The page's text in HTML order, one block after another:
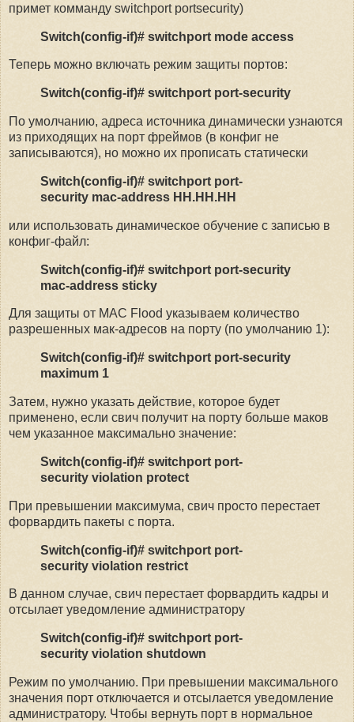
примет комманду switchport portsecurity)
Switch(config-if)# switchport mode access
Теперь можно включать режим защиты портов:
Switch(config-if)# switchport port-security
По умолчанию, адреса источника динамически узнаются
из приходящих на порт фреймов (в конфиг не
записываются), но можно их прописать статически
Switch(config-if)# switchport port-
security mac-address HH.HH.HH
или использовать динамическое обучение с записью в
конфиг-файл:
Switch(config-if)# switchport port-security
mac-address sticky
Для защиты от MAC Flood указываем количество
разрешенных мак-адресов на порту (по умолчанию 1):
Switch(config-if)# switchport port-security
maximum 1
Затем, нужно указать действие, которое будет
применено, если свич получит на порту больше маков
чем указанное максимально значение:
Switch(config-if)# switchport port-
security violation protect
При превышении максимума, свич просто перестает
форвардить пакеты с порта.
Switch(config-if)# switchport port-
security violation restrict
В данном случае, свич перестает форвардить кадры и
отсылает уведомление администратору
Switch(config-if)# switchport port-
security violation shutdown
Режим по умолчанию. При превышении максимального
значения порт отключается и отсылается уведомление
администратору. Чтобы вернуть порт в нормальное